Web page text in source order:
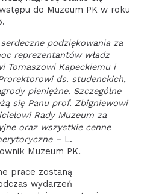
do Muzeum PK w roku
podziękowania za
reprezentantów władz
Tomaszowi Kapeckiemu i
ds. studenckich,
pieniężne. Szczególne
się Panu prof. Zbigniewowi
Rady Muzeum za
oraz wszystkie cenne
– L.
Muzeum PK.
prace zostaną
wydarzeń